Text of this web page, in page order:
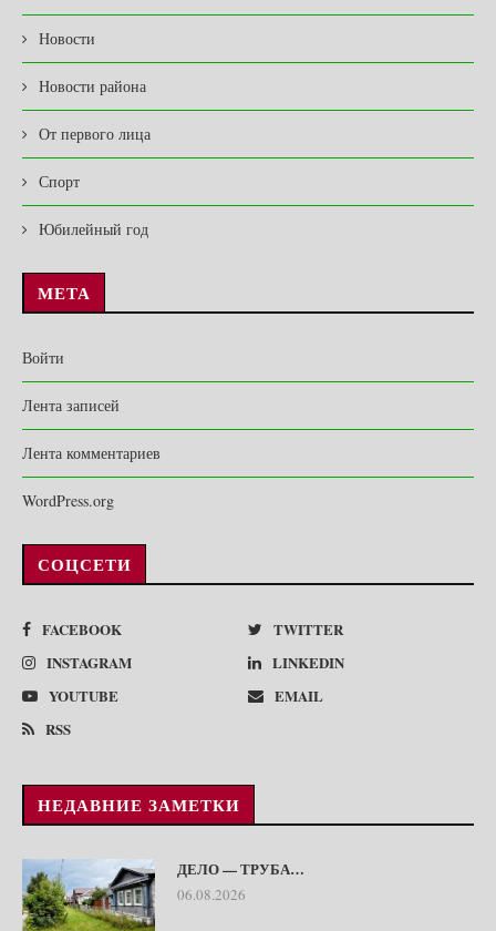
Новости
Новости района
От первого лица
Спорт
Юбилейный год
МЕТА
Войти
Лента записей
Лента комментариев
WordPress.org
СОЦСЕТИ
FACEBOOK
TWITTER
INSTAGRAM
LINKEDIN
YOUTUBE
EMAIL
RSS
НЕДАВНИЕ ЗАМЕТКИ
ДЕЛО — ТРУБА…
06.08.2026